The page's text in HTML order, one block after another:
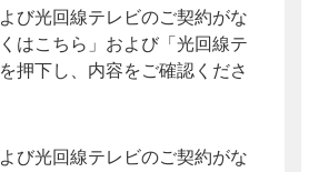
び光回線テレビのご契約がな
はこちら」および「光回線テ
押下し、内容をご確認くださ